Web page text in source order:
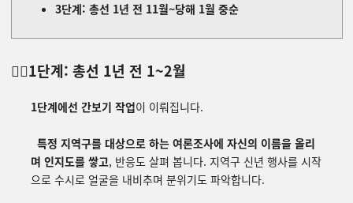
3단계: 총선 1년 전 11월~당해 1월 중순
👉🏻1단계: 총선 1년 전 1~2월
1단계에선 간보기 작업이 이뤄집니다.
특정 지역구를 대상으로 하는 여론조사에 자신의 이름을 올리
며 인지도를 쌓고, 반응도 살펴 봅니다. 지역구 신년 행사를 시작
으로 수시로 얼굴을 내비추며 분위기도 파악합니다.